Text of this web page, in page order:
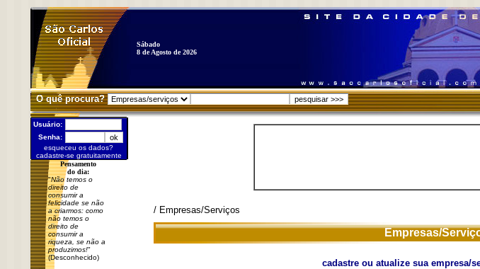
Sábado
8 de Agosto de 2026
O quê procura?
Usuário:
Senha:
esqueceu os dados?
cadastre-se gratuitamente
Pensamento
do dia:
"Não temos o
direito de
consumir a
felicidade se não
a criarmos: como
não temos o
direito de
consumir a
riqueza, se não a
produzimos!"
(Desconhecido)
/ Empresas/Serviços
Empresas/
cadastre ou atualize sua empresa/